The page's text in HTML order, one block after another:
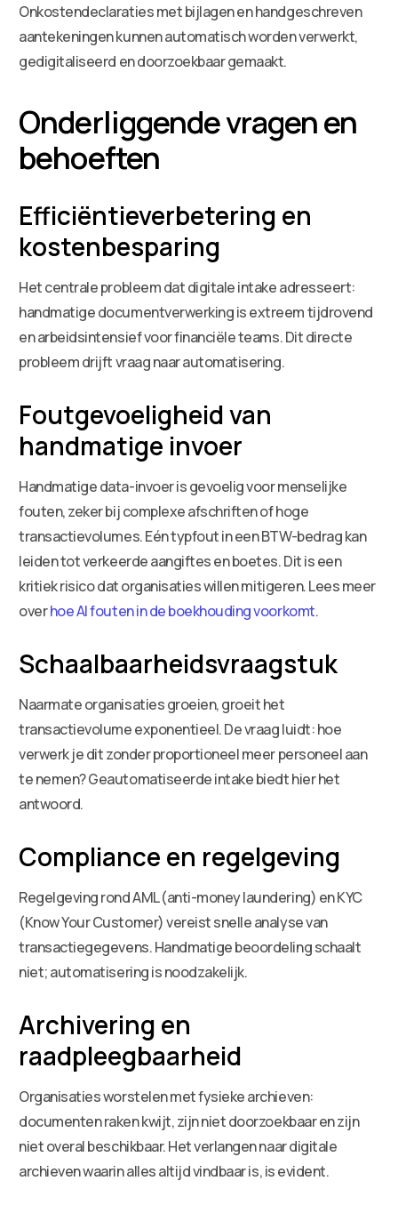
Onkostendeclaraties met bijlagen en handgeschreven
aantekeningen kunnen automatisch worden verwerkt,
gedigitaliseerd en doorzoekbaar gemaakt.
Onderliggende vragen en
behoeften
Efficiëntieverbetering en
kostenbesparing
Het centrale probleem dat digitale intake adresseert:
handmatige documentverwerking is extreem tijdrovend
en arbeidsintensief voor financiële teams. Dit directe
probleem drijft vraag naar automatisering.
Foutgevoeligheid van
handmatige invoer
Handmatige data-invoer is gevoelig voor menselijke
fouten, zeker bij complexe afschriften of hoge
transactievolumes. Eén typfout in een BTW-bedrag kan
leiden tot verkeerde aangiftes en boetes. Dit is een
kritiek risico dat organisaties willen mitigeren. Lees meer
overhoe AI fouten in de boekhouding voorkomt.
Schaalbaarheidsvraagstuk
Naarmate organisaties groeien, groeit het
transactievolume exponentieel. De vraag luidt: hoe
verwerk je dit zonder proportioneel meer personeel aan
te nemen? Geautomatiseerde intake biedt hier het
antwoord.
Compliance en regelgeving
Regelgeving rond AML (anti-money laundering) en KYC
(Know Your Customer) vereist snelle analyse van
transactiegegevens. Handmatige beoordeling schaalt
niet; automatisering is noodzakelijk.
Archivering en
raadpleegbaarheid
Organisaties worstelen met fysieke archieven:
documenten raken kwijt, zijn niet doorzoekbaar en zijn
niet overal beschikbaar. Het verlangen naar digitale
archieven waarin alles altijd vindbaar is, is evident.